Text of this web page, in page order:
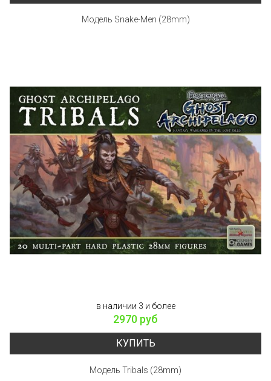
Модель Snake-Men (28mm)
в наличии 3 и более
2970 руб
КУПИТЬ
Модель Tribals (28mm)